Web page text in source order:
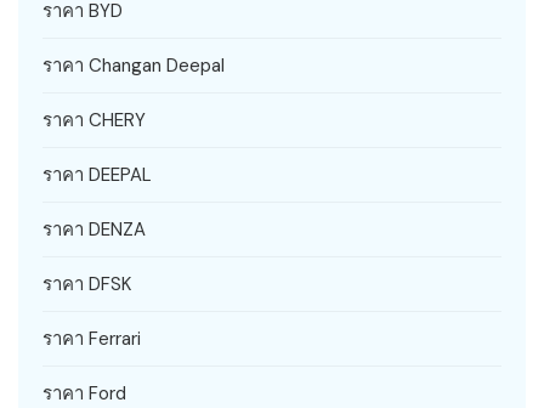
ราคา BYD
ราคา Changan Deepal
ราคา CHERY
ราคา DEEPAL
ราคา DENZA
ราคา DFSK
ราคา Ferrari
ราคา Ford